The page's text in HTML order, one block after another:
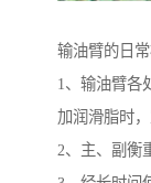
输油臂的日常
1、输油臂各
加润滑脂时
2、主、副衡